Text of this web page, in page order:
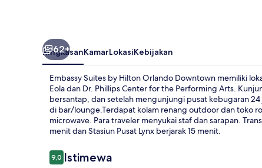
62+
RingkasanKamarLokasiKebijakan
Embassy Suites by Hilton Orlando Downtown memiliki
Eola dan Dr. Phillips Center for the Performing Arts.
bersantap, dan setelah mengunjungi pusat kebugaran
di bar/lounge.Terdapat kolam renang outdoor dan toko
microwave. Para traveler menyukai staf dan sarapan.
menit dan Stasiun Pusat Lynx berjarak 15 menit.
Ulasan
9,09,0 dari 10
Istimewa